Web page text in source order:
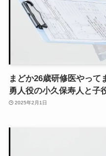
まどか26歳研修医やって
勇人役の小久保寿人と子
2025年2月1日